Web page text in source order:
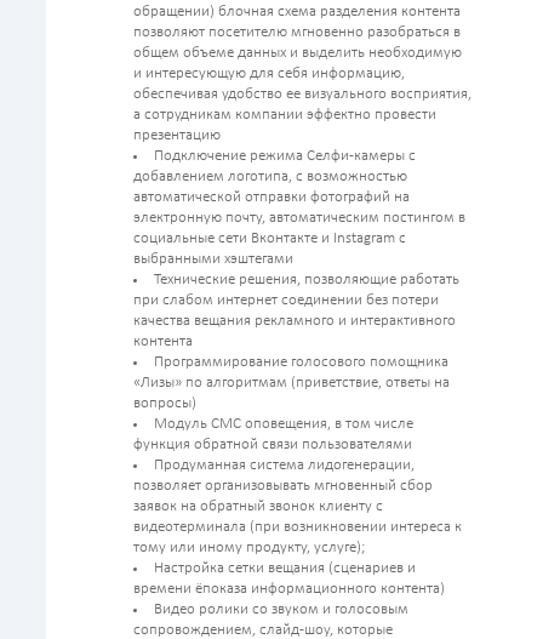
обращении) блочная схема разделения контента
позволяют посетителю мгновенно разобраться в
общем объеме данных и выделить необходимую
и интересующую для себя информацию,
обеспечивая удобство ее визуального восприятия,
а сотрудникам компании эффектно провести
презентацию
Подключение режима Селфи-камеры с
добавлением логотипа, с возможностью
автоматической отправки фотографий на
электронную почту, автоматическим постингом в
социальные сети Вконтакте и Instagram с
выбранными хэштегами
Технические решения, позволяющие работать
при слабом интернет соединении без потери
качества вещания рекламного и интерактивного
контента
Программирование голосового помощника
«Лизы» по алгоритмам (приветствие, ответы на
вопросы)
Модуль СМС оповещения, в том числе
функция обратной связи пользователями
Продуманная система лидогенерации,
позволяет организовывать мгновенный сбор
заявок на обратный звонок клиенту с
видеотерминала (при возникновении интереса к
тому или иному продукту, услуге);
Настройка сетки вещания (сценариев и
времени ёпоказа информационного контента)
Видео ролики со звуком и голосовым
сопровождением, слайд-шоу, которые